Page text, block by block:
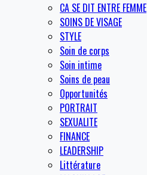
CA SE DIT ENTRE FEMME
SOINS DE VISAGE
STYLE
Soin de corps
Soin intime
Soins de peau
Opportunités
PORTRAIT
SEXUALITE
FINANCE
LEADERSHIP
Littérature